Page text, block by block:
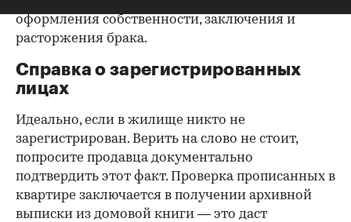
оформления собственности, заключения и
расторжения брака.
Справка о зарегистрированных
лицах
Идеально, если в жилище никто не
зарегистрирован. Верить на слово не стоит,
попросите продавца документально
подтвердить этот факт. Проверка прописанных в
квартире заключается в получении архивной
выписки из домовой книги — это даст